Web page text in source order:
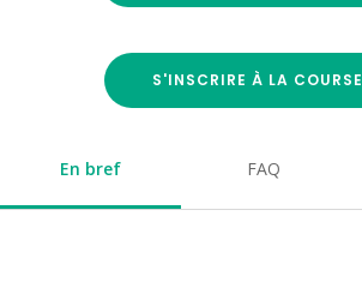
S'INSCRIRE À LA COURSE
En bref FAQ